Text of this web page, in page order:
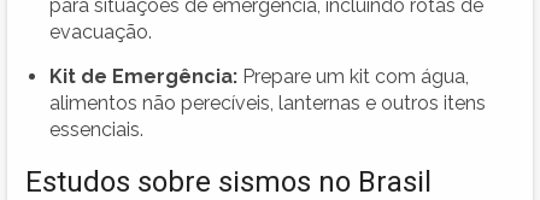
para situações de emergência, incluindo rotas de
evacuação.
Kit de Emergência: Prepare um kit com água,
alimentos não perecíveis, lanternas e outros itens
essenciais.
Estudos sobre sismos no Brasil